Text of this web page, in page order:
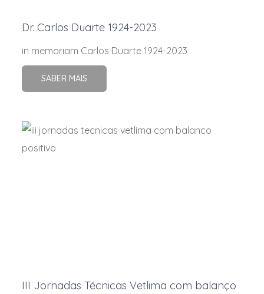
Vitamina C
Vitamina C
Vitamina D3
Vitamina PP
Xilazina
Dr. Carlos Duarte 1924-2023
in memoriam Carlos Duarte 1924-2023
SABER MAIS
III Jornadas Técnicas Vetlima com balanço